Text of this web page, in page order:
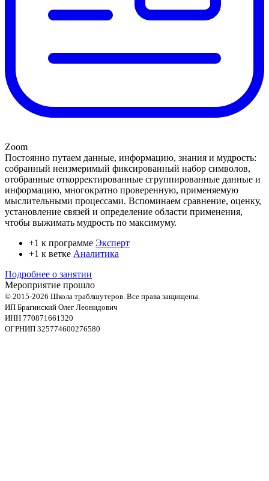
Zoom
Постоянно путаем данные, информацию, знания и мудрость:
собранный неизмеримый фиксированный набор символов,
отобранные откорректированные сгруппированные данные и
информацию, многократно проверенную, применяемую
мыслительными процессами. Вспоминаем сравнение, оценку,
установление связей и определение области применения,
чтобы выжимать мудрость по максимуму.
+1 к программе Эксперт
+1 к ветке Аналитика
Подробнее о занятии
Мероприятие прошло
© 2015-2026 Школа траблшутеров. Все права защищены.
ИП Брагинский Олег Леонидович
ИНН 770871661320
ОГРНИП 325774600276580